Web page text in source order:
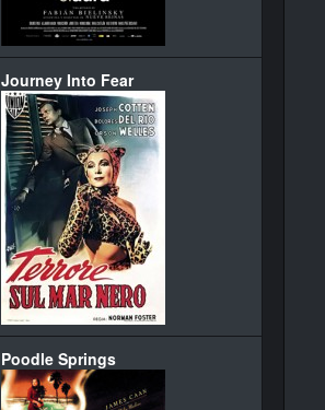
Journey Into Fear
Poodle Springs